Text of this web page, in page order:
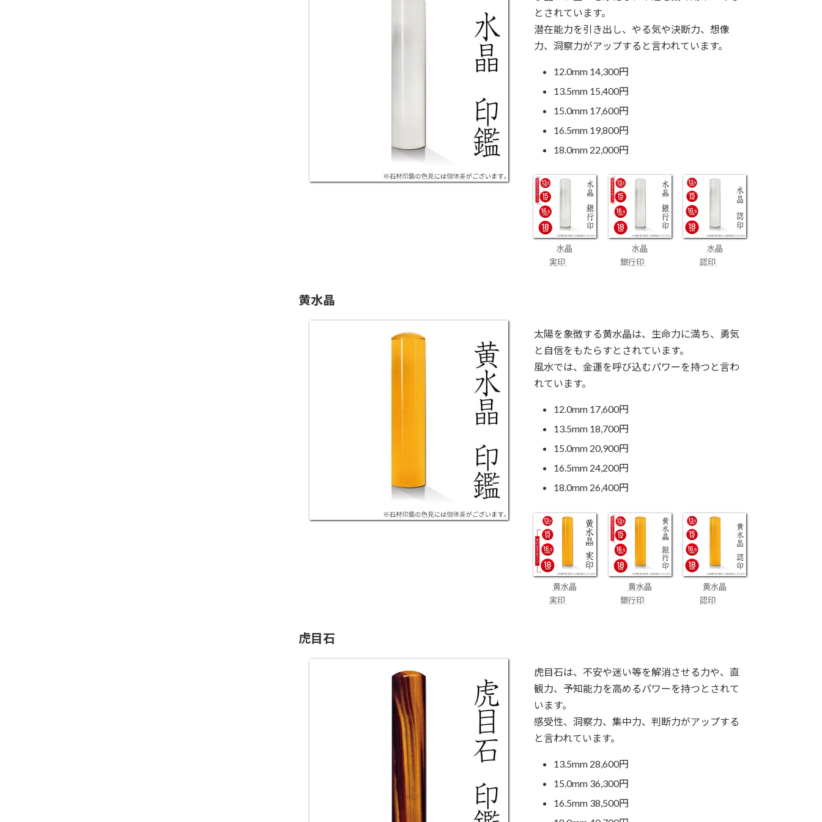
とされています。
潜在能力を引き出し、やる気や決断力、想像
力、洞察力がアップすると言われています。
12.0mm 14,300円
13.5mm 15,400円
15.0mm 17,600円
16.5mm 19,800円
18.0mm 22,000円
水晶
実印
水晶
銀行印
水晶
認印
黄水晶
太陽を象徴する黄水晶は、生命力に満ち、勇気
と自信をもたらすとされています。
風水では、金運を呼び込むパワーを持つと言わ
れています。
12.0mm 17,600円
13.5mm 18,700円
15.0mm 20,900円
16.5mm 24,200円
18.0mm 26,400円
黄水晶
実印
黄水晶
銀行印
黄水晶
認印
虎目石
虎目石は、不安や迷い等を解消させる力や、直
観力、予知能力を高めるパワーを持つとされて
います。
感受性、洞察力、集中力、判断力がアップする
と言われています。
13.5mm 28,600円
15.0mm 36,300円
16.5mm 38,500円